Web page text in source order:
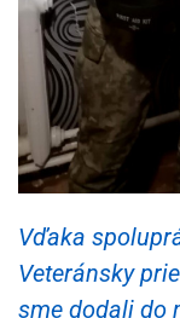
Vďaka
Veteránsky
sme dodali do